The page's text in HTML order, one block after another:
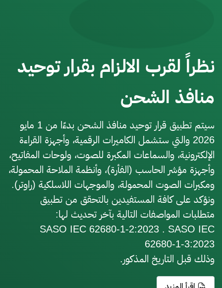
نظراً لقرب الالزام بقرار
منافذ الشحن
2026 والتي ستشمل الكاميرات الرقمية، وأجهزة
الإلكترونية، والسماعات المكبرة للصوت، ولوحات
وأجهزة مؤشر الحاسب (الفأرة)، وأنظمة الملاحة
ومكبرات الصوت المحمولة، والموجهات اللاسلكية
ونؤكد على كافة المستفيدين بالتحقق من تطبيق
متطلبات المواصفات التالية بآخر تحديث لها:
SASO IEC 62680-1-2:2023 . SASO IEC
62680-1-3:2023
وذلك قبل التاريخ المذكور.